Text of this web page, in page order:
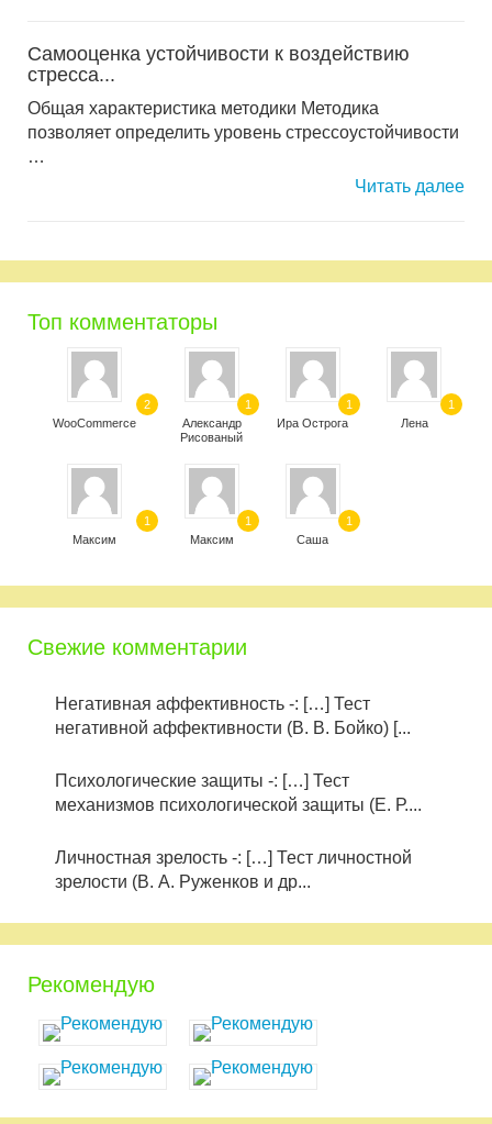
Самооценка устойчивости к воздействию
стресса...
Общая характеристика методики Методика
позволяет определить уровень стрессоустойчивости
…
Читать далее
Топ комментаторы
WooCommerce
2
Александр
Рисованый
1
Ира Острога
1
Лена
1
Максим
1
Максим
1
Саша
1
Свежие комментарии
Негативная аффективность -: […] Тест
негативной аффективности (В. В. Бойко) [...
Психологические защиты -: […] Тест
механизмов психологической защиты (Е. Р....
Личностная зрелость -: […] Тест личностной
зрелости (В. А. Руженков и др...
Рекомендую